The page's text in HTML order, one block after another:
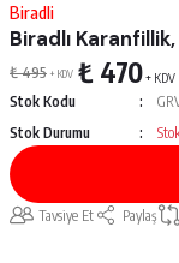
Biradli
Biradlı
₺ 495 + KDV ₺ 470+ KDV
Stok Kodu
Stok Durumu
Tavsiye Et Paylaş